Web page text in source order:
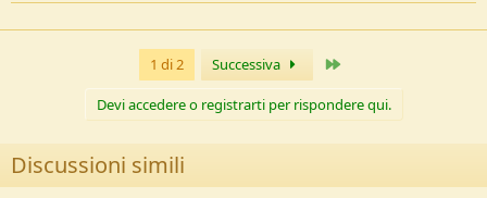
1 di 2 Successiva
Devi accedere o registrarti per rispondere qui.
Discussioni simili